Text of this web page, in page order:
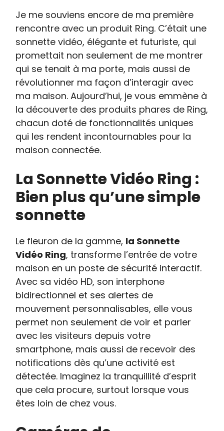
Je me souviens encore de ma première
rencontre avec un produit Ring. C’était une
sonnette vidéo, élégante et futuriste, qui
promettait non seulement de me montrer
qui se tenait à ma porte, mais aussi de
révolutionner ma façon d’interagir avec
ma maison. Aujourd’hui, je vous emmène à
la découverte des produits phares de Ring,
chacun doté de fonctionnalités uniques
qui les rendent incontournables pour la
maison connectée.
La Sonnette Vidéo Ring :
Bien plus qu’une simple
sonnette
Le fleuron de la gamme, la Sonnette
Vidéo Ring, transforme l’entrée de votre
maison en un poste de sécurité interactif.
Avec sa vidéo HD, son interphone
bidirectionnel et ses alertes de
mouvement personnalisables, elle vous
permet non seulement de voir et parler
avec les visiteurs depuis votre
smartphone, mais aussi de recevoir des
notifications dès qu’une activité est
détectée. Imaginez la tranquillité d’esprit
que cela procure, surtout lorsque vous
êtes loin de chez vous.